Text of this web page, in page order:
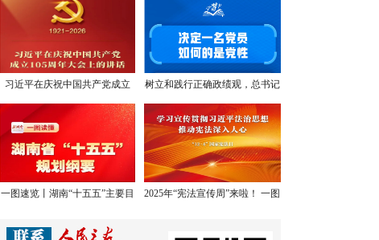
习近平在庆祝中国共产党成立
105周年大会上的讲话，学金
句，悟深意！
树立和践行正确政绩观，总书记
提出明确要求
一图速览丨湖南“十五五”主要目
2025年“宪法宣传周”来啦！ 一图